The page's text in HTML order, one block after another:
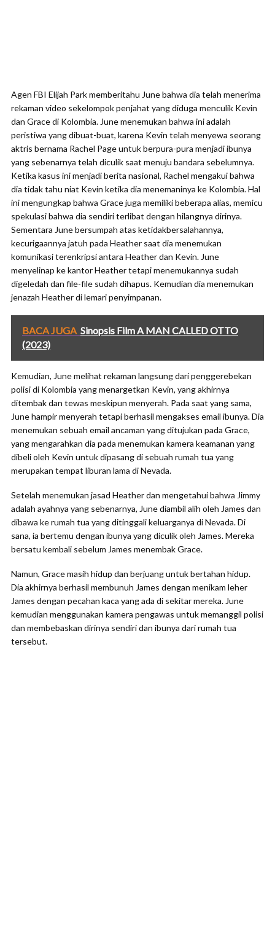
Agen FBI Elijah Park memberitahu June bahwa dia telah menerima
rekaman video sekelompok penjahat yang diduga menculik Kevin
dan Grace di Kolombia. June menemukan bahwa ini adalah
peristiwa yang dibuat-buat, karena Kevin telah menyewa seorang
aktris bernama Rachel Page untuk berpura-pura menjadi ibunya
yang sebenarnya telah diculik saat menuju bandara sebelumnya.
Ketika kasus ini menjadi berita nasional, Rachel mengakui bahwa
dia tidak tahu niat Kevin ketika dia menemaninya ke Kolombia. Hal
ini mengungkap bahwa Grace juga memiliki beberapa alias, memicu
spekulasi bahwa dia sendiri terlibat dengan hilangnya dirinya.
Sementara June bersumpah atas ketidakbersalahannya,
kecurigaannya jatuh pada Heather saat dia menemukan
komunikasi terenkripsi antara Heather dan Kevin. June
menyelinap ke kantor Heather tetapi menemukannya sudah
digeledah dan file-file sudah dihapus. Kemudian dia menemukan
jenazah Heather di lemari penyimpanan.
BACA JUGA Sinopsis Film A MAN CALLED OTTO
(2023)
Kemudian, June melihat rekaman langsung dari penggerebekan
polisi di Kolombia yang menargetkan Kevin, yang akhirnya
ditembak dan tewas meskipun menyerah. Pada saat yang sama,
June hampir menyerah tetapi berhasil mengakses email ibunya. Dia
menemukan sebuah email ancaman yang ditujukan pada Grace,
yang mengarahkan dia pada menemukan kamera keamanan yang
dibeli oleh Kevin untuk dipasang di sebuah rumah tua yang
merupakan tempat liburan lama di Nevada.
Setelah menemukan jasad Heather dan mengetahui bahwa Jimmy
adalah ayahnya yang sebenarnya, June diambil alih oleh James dan
dibawa ke rumah tua yang ditinggali keluarganya di Nevada. Di
sana, ia bertemu dengan ibunya yang diculik oleh James. Mereka
bersatu kembali sebelum James menembak Grace.
Namun, Grace masih hidup dan berjuang untuk bertahan hidup.
Dia akhirnya berhasil membunuh James dengan menikam leher
James dengan pecahan kaca yang ada di sekitar mereka. June
kemudian menggunakan kamera pengawas untuk memanggil polisi
dan membebaskan dirinya sendiri dan ibunya dari rumah tua
tersebut.